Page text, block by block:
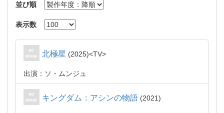
並び順
表示数
北極星 2025 TV
出演：ソ・ムンジュ
キングダム：アシンの物語 2021